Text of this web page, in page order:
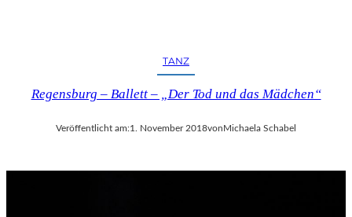
TANZ
Regensburg – Ballett – „Der Tod und das Mädchen“
Veröffentlicht am:1. November 2018vonMichaela Schabel